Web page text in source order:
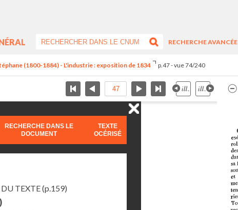
RECHERCHE AVANCÉE
(1800-1884) - L'industrie : exposition de 1834 p.47 - vue 74/240
RECHERCHE DANS LE
DOCUMENT
TEXTE
OCÉRISÉ
DU TEXTE(p.159)